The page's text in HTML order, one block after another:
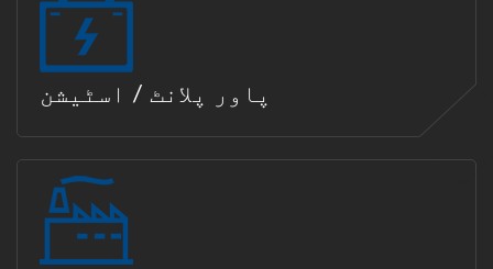
پاور پلانٹ / اسٹیشن